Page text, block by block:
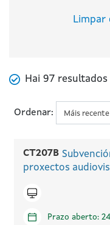
Limpar
Numero de
Hai 97
Ordenar: Máis recente
CT207B
proxectos
Icono telematico
Prazo aberto: